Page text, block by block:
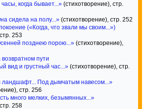
когда бывает...» (стихотворение), стр.
сидела на полу...» (стихотворение), стр. 252
(«Когда, что звали мы своим...»)
253
позднею порою...» (стихотворение),
возвратном пути
вид и грустный час...» (стихотворение), стр.
ландшафт... Под дымчатым навесом...»
стр. 256
много мелких, безымянных...»
258